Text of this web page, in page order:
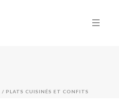
/ PLATS CUISINÉS ET CONFITS